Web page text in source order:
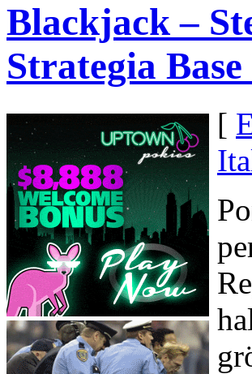
Blackjack –
Strategia Base
[